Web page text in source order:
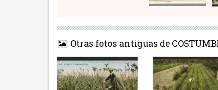
Otras fotos antiguas de